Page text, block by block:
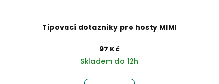
Tipovací dotazníky pro hosty MIMI
97 Kč
Skladem do 12h